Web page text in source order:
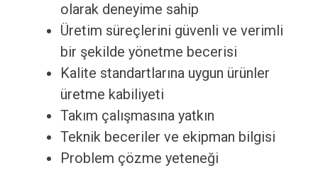
olarak deneyime sahip
Üretim süreçlerini güvenli ve verimli
bir şekilde yönetme becerisi
Kalite standartlarına uygun ürünler
üretme kabiliyeti
Takım çalışmasına yatkın
Teknik beceriler ve ekipman bilgisi
Problem çözme yeteneği